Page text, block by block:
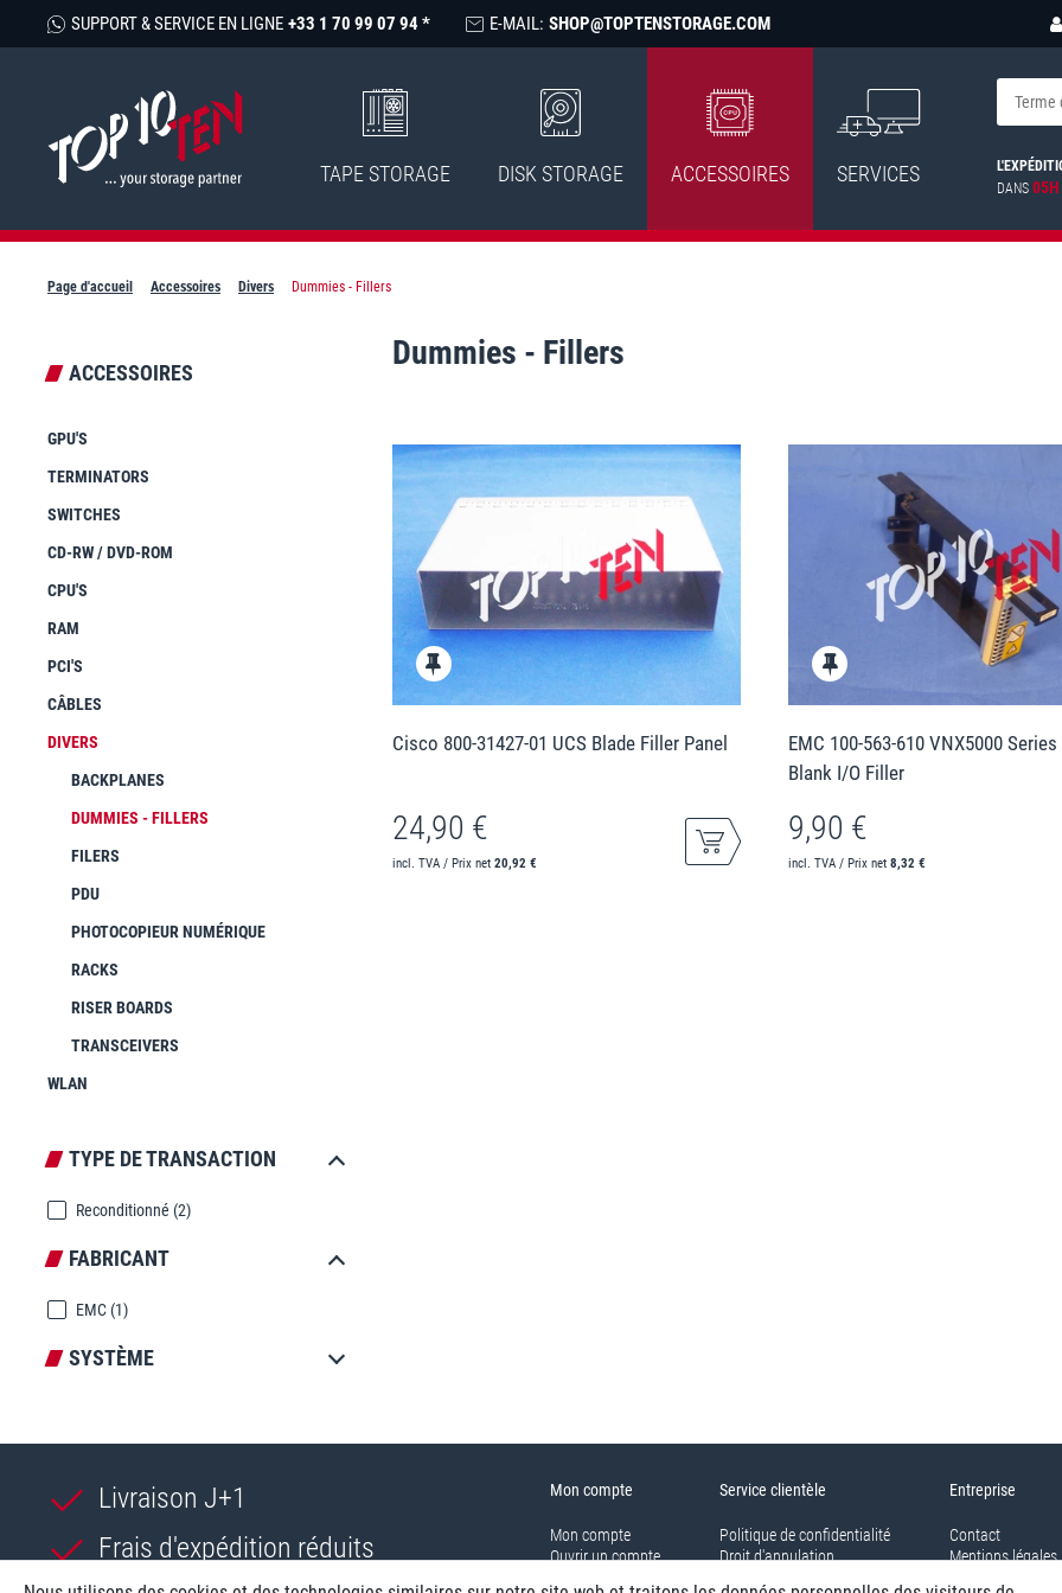
SUPPORT & SERVICE EN LIGNE +33 1 70 99 07 94 * E-MAIL: SHOP@TOPTENSTORAGE.COM
TAPE STORAGE DISK STORAGE ACCESSOIRES SERVICES
DANS
Page d'accueil Accessoires Divers Dummies - Fillers
ACCESSOIRES
GPU'S
TERMINATORS
SWITCHES
CD-RW / DVD-ROM
CPU'S
RAM
PCI'S
CÂBLES
DIVERS
BACKPLANES
DUMMIES - FILLERS
FILERS
PDU
PHOTOCOPIEUR NUMÉRIQUE
RACKS
RISER BOARDS
TRANSCEIVERS
WLAN
TYPE DE TRANSACTION
Reconditionné (2)
FABRICANT
EMC (1)
SYSTÈME
Dummies - Fillers
Cisco 800-31427-01 UCS Blade Filler Panel
24,90 €
incl. TVA / Prix net 20,92 €
EMC 100-563-610 VNX5000
Blank I/O Filler
9,90 €
incl. TVA / Prix net8,32 €
Livraison J+1
Frais d'expédition réduits
Mon compte
Mon compte
Ouvrir un compte
Service clientèle
Politique de confidentialité
Droit d'annulation
Entreprise
Contact
Mentions légales